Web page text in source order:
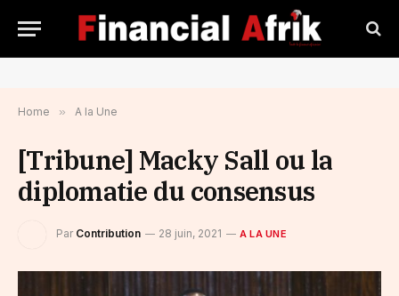
Home » A la Une
[Tribune] Macky Sall ou la
diplomatie du consensus
Par Contribution 28 juin, 2021 A LA UNE